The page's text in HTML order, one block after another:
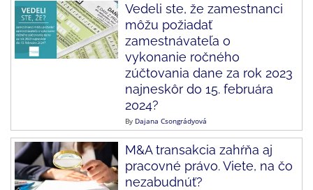
Vedeli ste, že zamestnanci
môžu požiadať
zamestnávateľa o
vykonanie ročného
zúčtovania dane za rok 2023
najneskôr do 15. februára
2024?
By Dajana Csongrádyová
M&A transakcia zahŕňa aj
pracovné právo. Viete, na čo
nezabudnúť?